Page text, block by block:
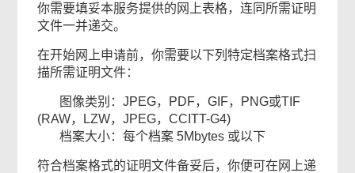
你需要填妥本服务提供的网上表格，连同所需证明
文件一并递交。
在开始网上申请前，你需要以下列特定档案格式扫
描所需证明文件：
图像类别：JPEG，PDF，GIF，PNG或TIF
(RAW，LZW，JPEG，CCITT-G4)
档案大小：每个档案 5Mbytes 或以下
符合档案格式的证明文件备妥后，你便可在网上递